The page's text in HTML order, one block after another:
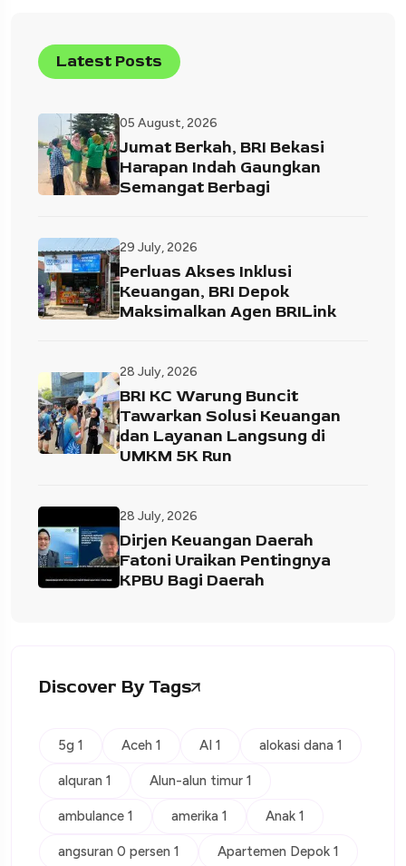
Latest Posts
05 August, 2026
Jumat Berkah, BRI Bekasi
Harapan Indah Gaungkan
Semangat Berbagi
29 July, 2026
Perluas Akses Inklusi
Keuangan, BRI Depok
Maksimalkan Agen BRILink
28 July, 2026
BRI KC Warung Buncit
Tawarkan Solusi Keuangan
dan Layanan Langsung di
UMKM 5K Run
28 July, 2026
Dirjen Keuangan Daerah
Fatoni Uraikan Pentingnya
KPBU Bagi Daerah
Discover By Tags
5g 1 Aceh 1 AI 1 alokasi dana 1
alquran 1 Alun-alun timur 1
ambulance 1 amerika 1 Anak 1
angsuran 0 persen 1 Apartemen Depok 1